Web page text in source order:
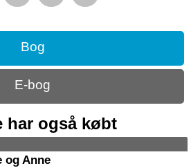
Bog
E-bog
har også købt
og Anne